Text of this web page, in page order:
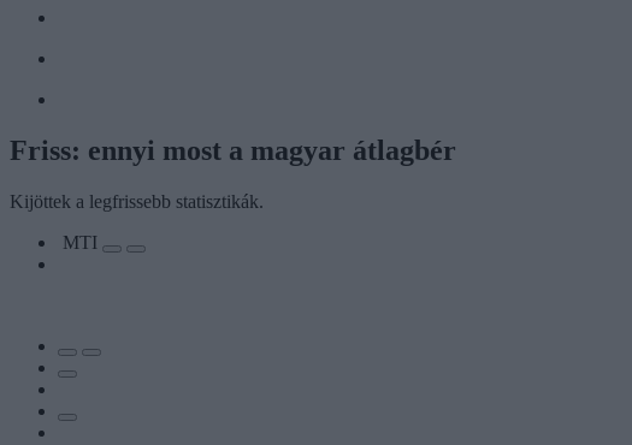
Friss: ennyi most a magyar átlagbér
Kijöttek a legfrissebb statisztikák.
MTI